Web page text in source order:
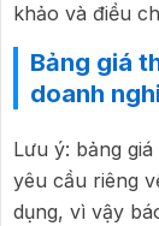
khảo và điều
Bảng giá
doanh
Lưu ý: bảng
yêu cầu riêng
dụng, vì vậy